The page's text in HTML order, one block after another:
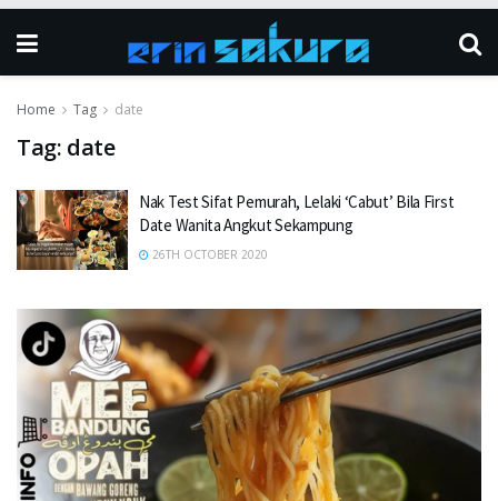
Home Tag date
Tag: date
Nak Test Sifat Pemurah, Lelaki ‘Cabut’ Bila First
Date Wanita Angkut Sekampung
26TH OCTOBER 2020